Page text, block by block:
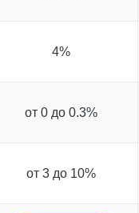
4%
от 0 до 0.3%
от 3 до 10%